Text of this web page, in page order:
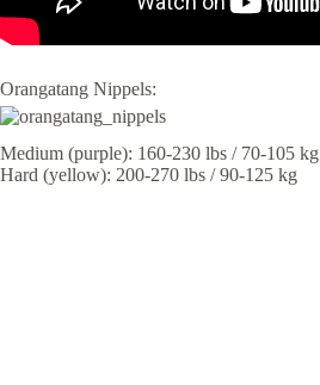
Orangatang Nippels:
Medium (purple): 160-230 lbs / 70-105 kg
Hard (yellow): 200-270 lbs / 90-125 kg